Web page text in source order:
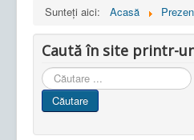
Sunteți aici: Acasă
Caută în site printr-
Cauta
in
site
Căutare